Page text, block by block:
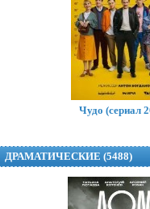
Уилл
Will
Чудо (сериал
ДРАМАТИЧЕСКИЕ (5488)